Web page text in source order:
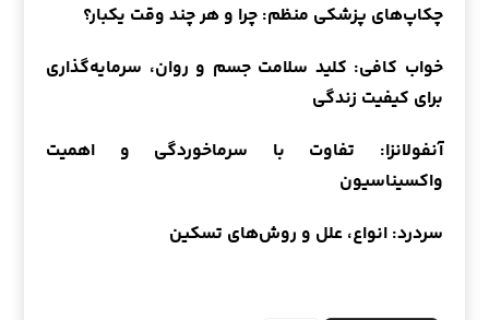
چکاپ‌های پزشکی منظم: چرا و هر چند وقت یکبار؟
خواب کافی: کلید سلامت جسم و روان، سرمایه‌گذاری
برای کیفیت زندگی
آنفولانزا: تفاوت با سرماخوردگی و اهمیت
واکسیناسیون
سردرد: انواع، علل و روش‌های تسکین